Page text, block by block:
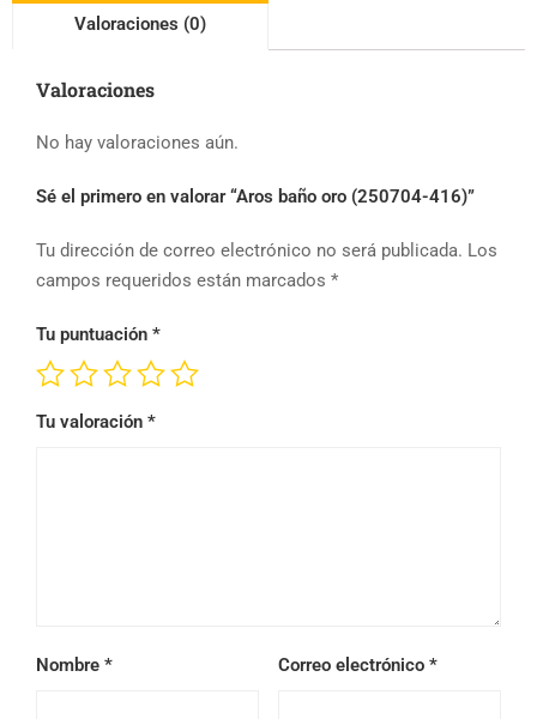
Valoraciones (0)
Valoraciones
No hay valoraciones aún.
Sé el primero en valorar “Aros baño oro (250704-416)”
Tu dirección de correo electrónico no será publicada. Los
campos requeridos están marcados *
Tu puntuación *
Tu valoración *
Nombre * Correo electrónico *